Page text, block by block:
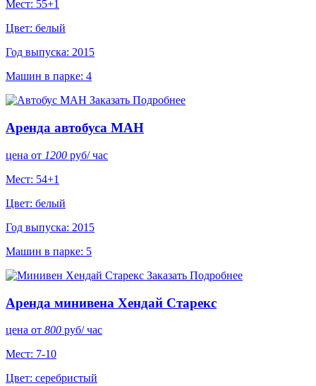
Мест: 55+1
Цвет: белый
Год выпуска: 2015
Машин в парке: 4
Заказать Подробнее
Аренда автобуса МАН
цена от 1200 руб/ час
Мест: 54+1
Цвет: белый
Год выпуска: 2015
Машин в парке: 5
Заказать Подробнее
Аренда минивена Хендай Старекс
цена от 800 руб/ час
Мест: 7-10
Цвет: серебристый